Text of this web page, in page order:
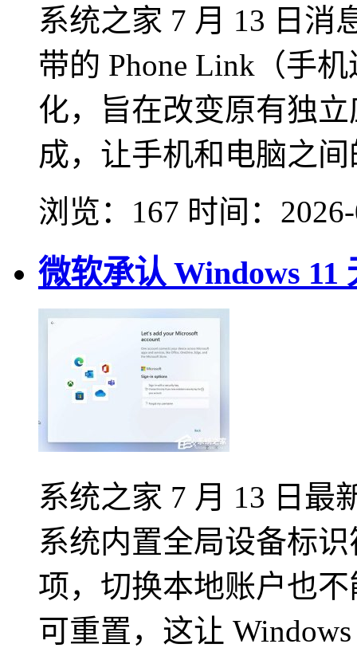
系统之家 7 月 13 日消
带的 Phone Link（手
化，旨在改变原有独
成，让手机和电脑之
浏览：167 时间：
微软承认 Windows
系统之家 7 月 13 日最
系统内置全局设备标
项，切换本地账户也
可重置，这让